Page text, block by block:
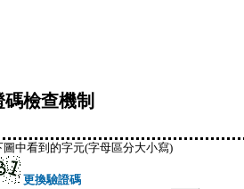
碼檢查機制
中看到的字元(字母區分大小寫)
更換驗證碼